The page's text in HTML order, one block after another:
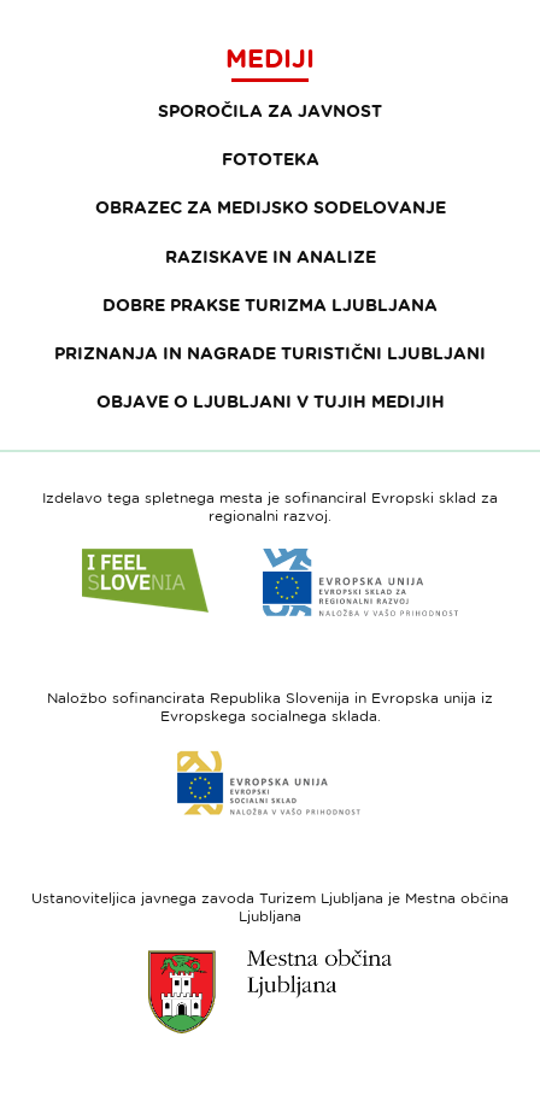
MEDIJI
SPOROČILA ZA JAVNOST
FOTOTEKA
OBRAZEC ZA MEDIJSKO SODELOVANJE
RAZISKAVE IN ANALIZE
DOBRE PRAKSE TURIZMA LJUBLJANA
PRIZNANJA IN NAGRADE TURISTIČNI LJUBLJANI
OBJAVE O LJUBLJANI V TUJIH MEDIJIH
Izdelavo tega spletnega mesta je sofinanciral Evropski sklad za
regionalni razvoj.
do
spletne
Slovenia
do
spletne
-
regionalni
Naložbo sofinancirata Republika Slovenija in Evropska unija iz
Evropskega socialnega sklada.
do
spletne
sklad
Ustanoviteljica javnega zavoda Turizem Ljubljana je Mestna občina
Ljubljana